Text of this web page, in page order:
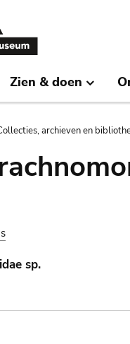
Zien & doen
archieven en
sp.